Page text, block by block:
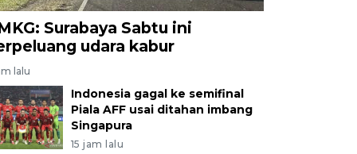
Surabaya Sabtu ini
udara kabur
lalu
Indonesia gagal ke semifinal
Piala AFF usai ditahan imbang
Singapura
15 jam lalu